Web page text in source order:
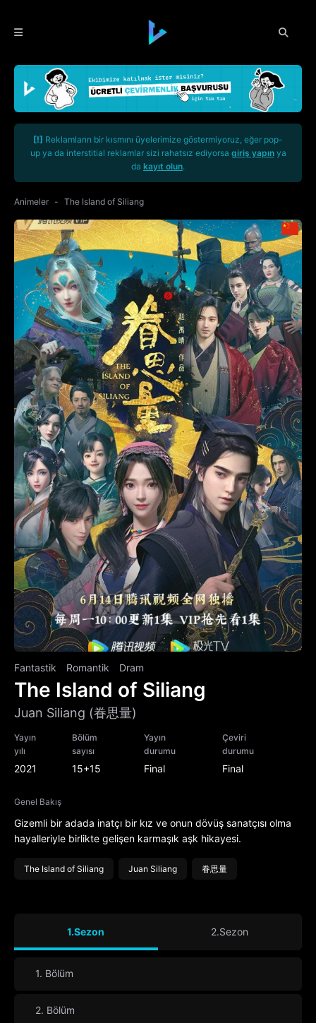
[!] Reklamların bir kısmını üyelerimize göstermiyoruz, eğer pop-
up ya da interstitial reklamlar sizi rahatsız ediyorsa giriş yapınya
da kayıt olun.
Animeler The Island of Siliang
Fantastik Romantik Dram
The Island of Siliang
Juan Siliang (眷思量)
Yayın
yılı
2021
Bölüm
sayısı
15+15
Yayın
durumu
Final
Çeviri
durumu
Final
Genel Bakış
Gizemli bir adada inatçı bir kız ve onun dövüş sanatçısı olma
hayalleriyle birlikte gelişen karmaşık aşk hikayesi.
The Island of Siliang Juan Siliang 眷思量
1.Sezon 2.Sezon
1. Bölüm
2. Bölüm